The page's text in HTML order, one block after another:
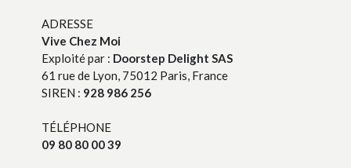
ADRESSE
Vive Chez Moi
Exploité par : Doorstep Delight SAS
61 rue de Lyon, 75012 Paris, France
SIREN : 928 986 256
TÉLÉPHONE
09 80 80 00 39